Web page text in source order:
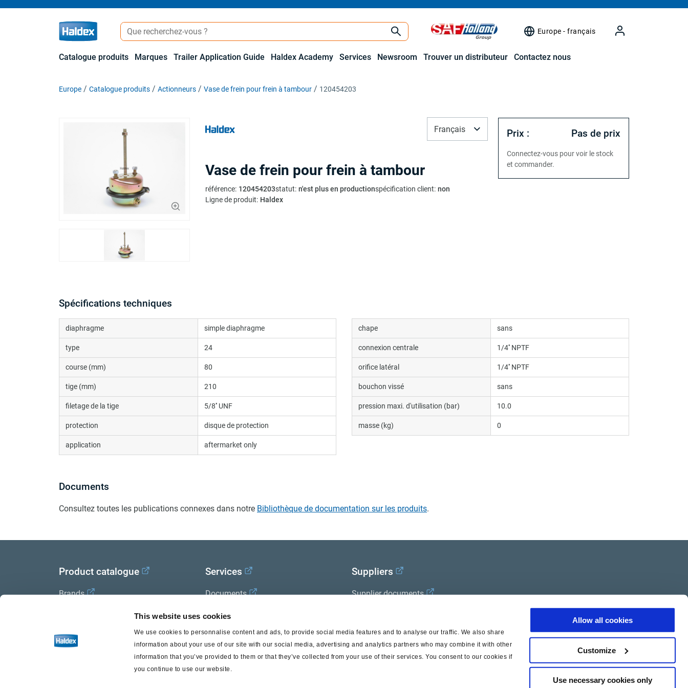
This website uses cookies
We use cookies to personnalise content and ads, to provide social media features and to analyse our traffic. We also share
information about your use of our site with our social media, advertising and analytics partners who may combine it with other
information that you’ve provided to them or that they’ve collected from your use of their services. You consent to our cookies if
you continue to use our website.
Allow all cookies
Customize
Use necessary cookies only
Europe - français
Catalogue produits Marques Trailer Application Guide Haldex Academy Services Newsroom Trouver un distributeur Contactez nous
Europe Catalogue produits Actionneurs Vase de frein pour frein à tambour 120454203
Vase de frein pour frein à tambour
référence: 120454203statut: n'est plus en productionspécification client: non
Ligne de produit: Haldex
Français Prix : Pas de prix
Connectez-vous pour voir le stock
et commander.
Spécifications techniques
diaphragme simple diaphragme
type 24
course (mm) 80
tige (mm) 210
filetage de la tige 5/8'' UNF
protection disque de protection
application aftermarket only
chape sans
connexion centrale 1/4'' NPTF
orifice latéral 1/4'' NPTF
bouchon vissé sans
pression maxi. d'utilisation (bar) 10.0
masse (kg) 0
Documents
Consultez toutes les publications connexes dans notre Bibliothèque de documentation sur les produits.
Product catalogue
Brands
Trailer Application Guide
General terms and conditions of
sale
Services
Documents
Haldex Academy
Suppliers
Supplier documents